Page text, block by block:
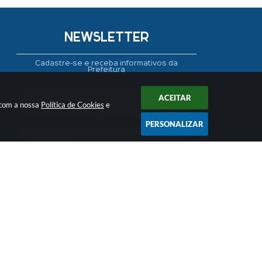
a nossa Política de Cookies e
ACEITAR
PERSONALIZAR
NEWSLETTER
Cadastre-se e receba informativos da
Prefeitura